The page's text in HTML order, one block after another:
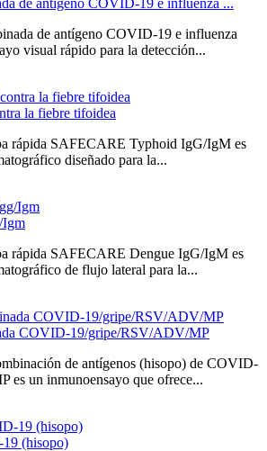
de antígeno COVID-19 e influenza
visual rápido para la detección...
la fiebre tifoidea
rápida SAFECARE Typhoid IgG/IgM es
diseñado para la...
Igm
rápida SAFECARE Dengue IgG/IgM es
de flujo lateral para la...
COVID-19/gripe/RSV/ADV/MP
de antígenos (hisopo) de COVID-
es un inmunoensayo que ofrece...
(hisopo)